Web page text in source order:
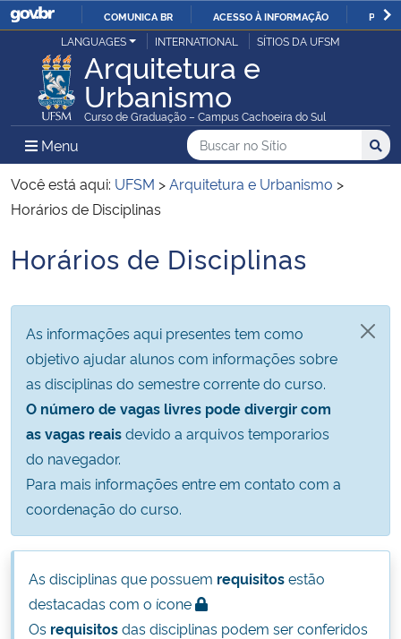
IR
PARA
O
CONTEÚDO
COMUNICA BR ACESSO À INFORMAÇÃO
Ministério da Justiça e Segurança Pública
Ministério da Defesa
Ministério das Relações Exteriores
Ministério da Infraestrutura
Ministério da Educação
Ministério da Cidadania
Ministério da Saúde
Ministério de Minas e Energia
Ministério do Meio Ambiente
LANGUAGES INTERNATIONAL SÍTIOS DA UFSM
Arquitetura e
Urbanismo
Curso de Graduação – Campus Cachoeira do Sul
Menu Menu Principal do Sítio
Busca
Buscar no no Sítio
Busca:
Você está aqui: UFSM >Arquitetura e Urbanismo >
Horários de Disciplinas
Início do conteúdo
Horários de Disciplinas
As informações aqui presentes tem como
objetivo ajudar alunos com informações sobre
as disciplinas do semestre corrente do curso.
O número de vagas livres pode divergir com
as vagas reaisdevido a arquivos temporarios
do navegador.
Para mais informações entre em contato com a
coordenação do curso.
As disciplinas que possuem requisitosestão
destacadas com o ícone
Os requisitosdas disciplinas podem ser conferidos